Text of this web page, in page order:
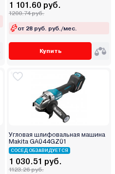
1 101.60 руб.
1200.74 руб.
от 28 руб. руб./мес.
Купить
Угловая шлифовальная машина
Makita GA044GZ01
СОСЕД ОБЗАВИДУЕТСЯ
1 030.51 руб.
1123.26 руб.